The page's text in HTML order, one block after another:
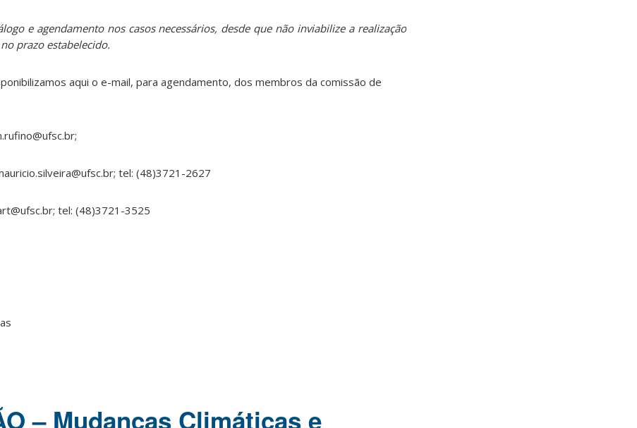
e agendamento nos casos necessários, desde que não inviabilize a realização
prazo estabelecido.
aqui o e-mail, para agendamento, dos membros da comissão de
tel: (48)3721-2627
tel: (48)3721-3525
– Mudanças Climáticas e